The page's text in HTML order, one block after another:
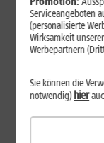
Tolle
Mit unseren
oder TCL
haben. Tolle
Serviceangeboten
(personalisierte
Wirksamkeit
Werbepartnern
Sie können die
notwendig)hier